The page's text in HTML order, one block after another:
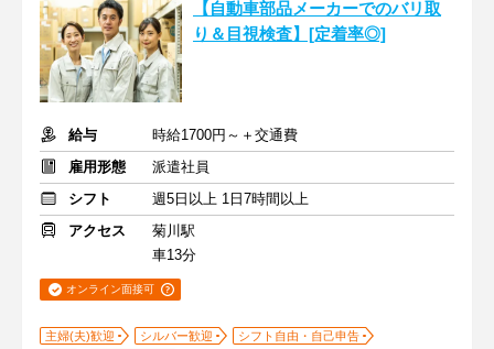
【自動車部品メーカーでのバリ取
り＆目視検査】[定着率◎]
給与
時給1700円～＋交通費
雇用形態
派遣社員
シフト
週5日以上 1日7時間以上
アクセス
菊川駅
車13分
オンライン面接可
主婦(夫)歓迎 シルバー歓迎
シフト自由・自己申告